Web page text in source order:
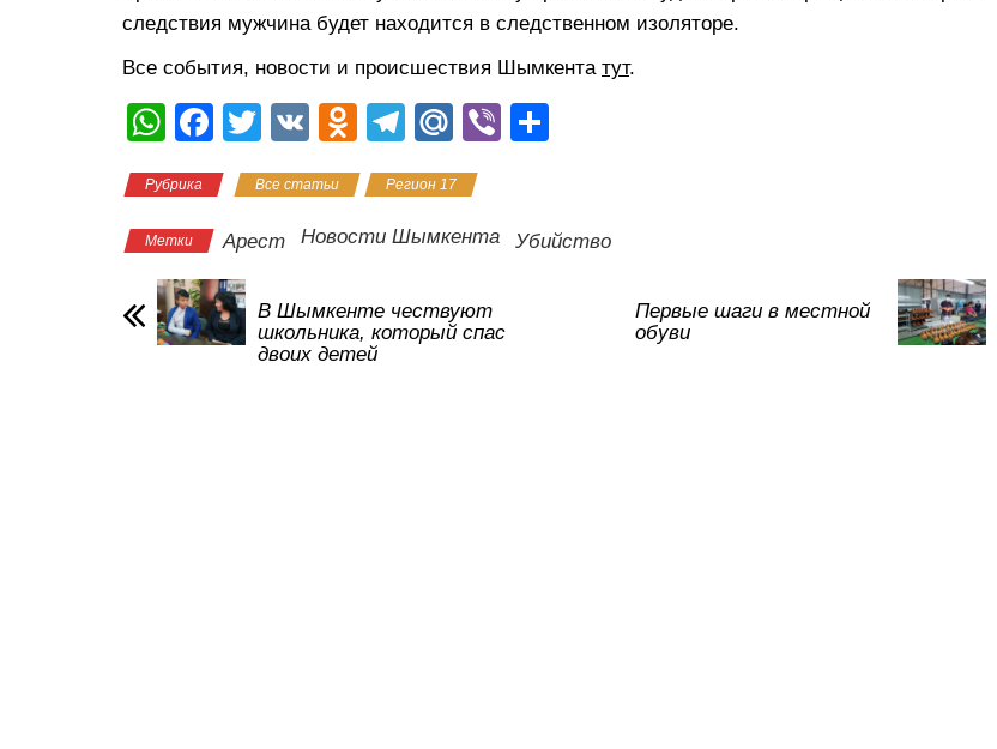
следствия мужчина будет находится в следственном изоляторе.
Все события, новости и происшествия Шымкента тут.
W
at
s
A
p
p
F
c
e
b
o
o
T
tt
er
V
O
n
o
a
ss
T
e
gr
m
M
.R
u
Vi
а
Рубрика Все статьи Регион 17
Метки Арест Новости Шымкента Убийство
В Шымкенте чествуют
школьника, который спас
двоих детей
Первые шаги в местной
обуви